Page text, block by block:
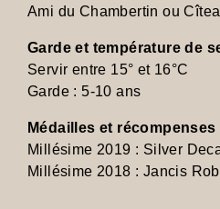
Ami du Chambertin ou
Garde et température de
Servir entre 15° et 16°C
Garde : 5-10 ans
Médailles et récompenses
Millésime 2019 : Silver
Millésime 2018 : Jancis